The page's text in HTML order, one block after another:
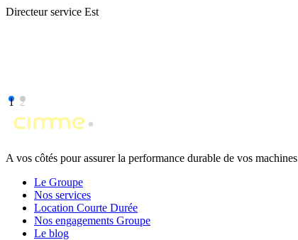
Directeur service Est
1 2
A vos côtés pour assurer la performance durable de vos machines
Le Groupe
Nos services
Location Courte Durée
Nos engagements Groupe
Le blog